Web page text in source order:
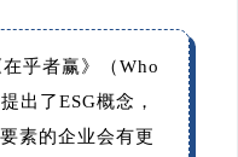
乎者赢》（Who
出了ESG概念，
素的企业会有更